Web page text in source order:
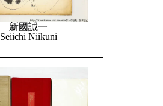
新國誠一
Seiichi Niikuni